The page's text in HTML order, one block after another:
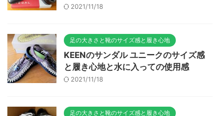
2021/11/18
足の大きさと靴のサイズ感と履き心地
KEENのサンダル ユニークのサイズ感
と履き心地と水に入っての使用感
2021/11/18
足の大きさと靴のサイズ感と履き心地